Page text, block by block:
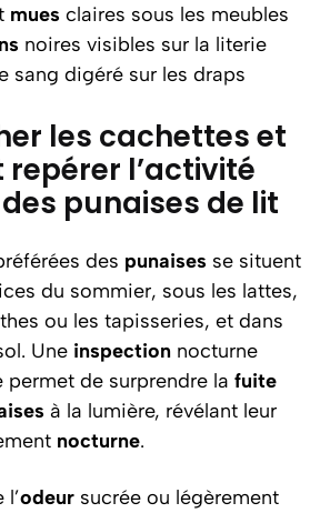
mues claires sous les meubles
noires visibles sur la literie
sang digéré sur les draps
les cachettes et
l’activité
punaises de lit
des punaises se situent
du sommier, sous les lattes,
ou les tapisseries, et dans
Une inspection nocturne
permet de surprendre la fuite
à la lumière, révélant leur
nocturne.
l’odeur sucrée ou légèrement